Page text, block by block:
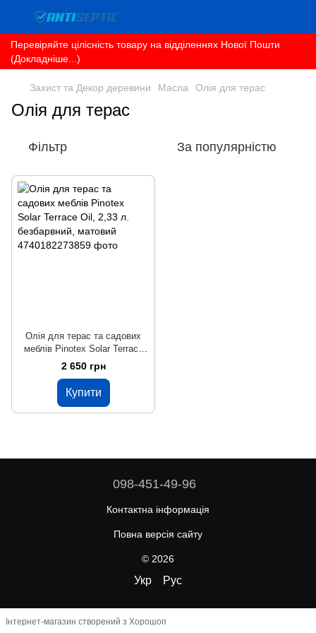
Перевіряйте цілісність товару на відділеннях Нової Пошти
(Докладніше...)
Захист та Декор деревини Масла Олія для терас
Олія для терас
Фільтр За популярністю
Олія для терас та садових
меблів Pinotex Solar Terrace
Oil, 2,33 л, безбарвний,
матовий
2 650 грн
Купити
098-451-49-96
Контактна інформація
Повна версія сайту
© 2026
Укр Рус
Інтернет-магазин створений з Хорошоп